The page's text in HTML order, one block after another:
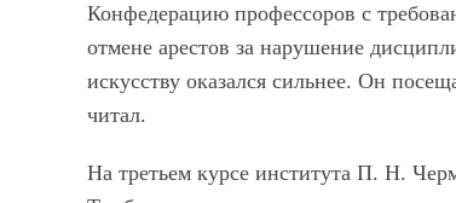
Конфедерацию профессоров с
отмене арестов за нарушение
искусству оказался сильнее. Он
читал.
На третьем курсе института П. Н.